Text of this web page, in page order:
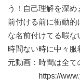
う！自己理解を深
前付ける前に衝動的
な名前付けてる暇な
時間ない時に中々服
元動画：時間は全
https://